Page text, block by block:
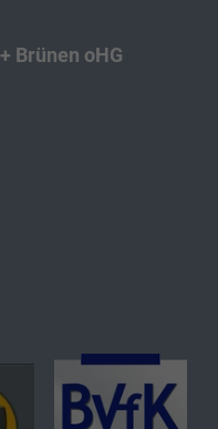
Brünen oHG